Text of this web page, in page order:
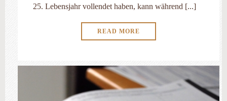
25. Lebensjahr vollendet haben, kann während [...]
READ MORE